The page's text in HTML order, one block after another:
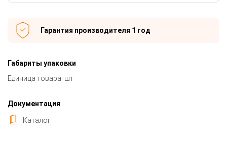
Гарантия производителя 1 год
Габариты упаковки
Единица товара: шт
Документация
Каталог